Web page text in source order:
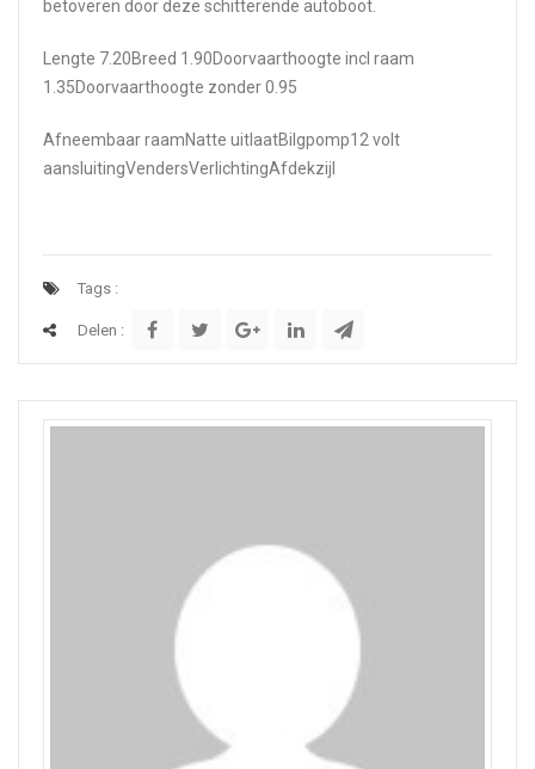
betoveren door deze schitterende autoboot.
Lengte 7.20Breed 1.90Doorvaarthoogte incl raam
1.35Doorvaarthoogte zonder 0.95
Afneembaar raamNatte uitlaatBilgpomp12 volt
aansluitingVendersVerlichtingAfdekzijl
Tags :
Delen :